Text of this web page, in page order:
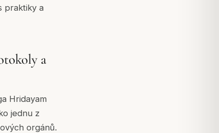
praktiky a
a
Hridayam
jednu z
orgánů.